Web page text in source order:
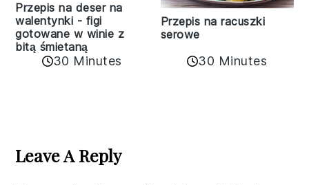
Przepis na deser na
walentynki - figi
gotowane w winie z
bitą śmietaną
30 Minutes
Przepis na racuszki
serowe
30 Minutes
Interactions
Leave A Reply